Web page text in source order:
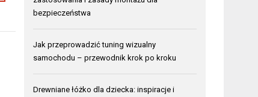
bezpieczeństwa
Jak przeprowadzić tuning wizualny
samochodu – przewodnik krok po kroku
Drewniane łóżko dla dziecka: inspiracje i